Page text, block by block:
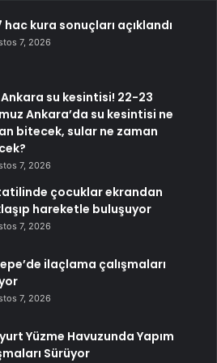
hac kura sonuçları açıklandı
7, 2026
Ankara su kesintisi! 22-23
Ankara’da su kesintisi ne
bitecek, sular ne zaman
7, 2026
çocuklar ekrandan
hareketle buluşuyor
7, 2026
ilaçlama çalışmaları
7, 2026
Yüzme Havuzunda Yapım
Sürüyor